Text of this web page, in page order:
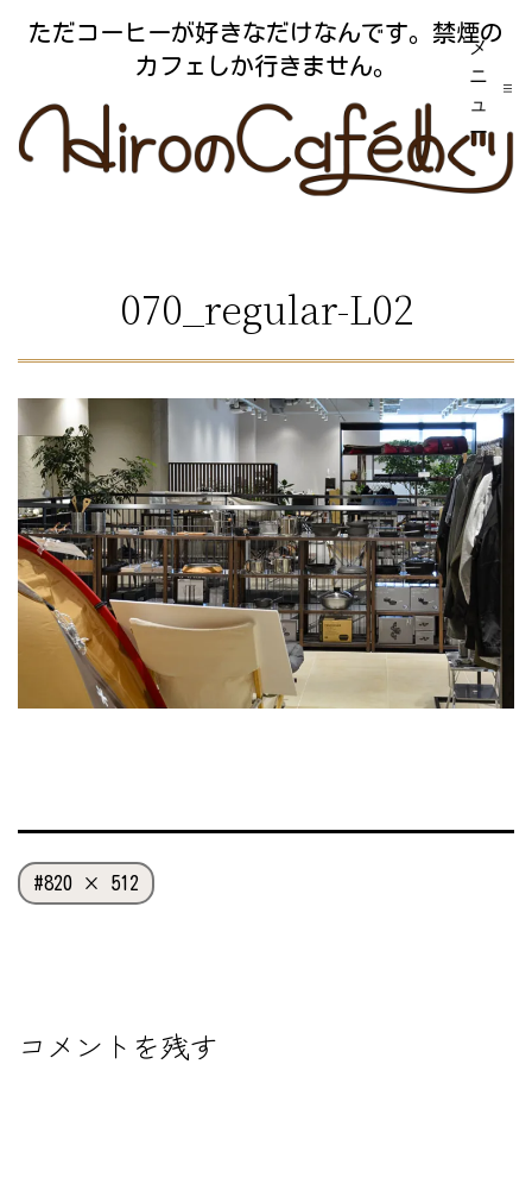
ン
ただコーヒーが好きなだけなんです。禁煙の
カフェしか行きません。
メ
ニ
ュ
ー
070_regular-L02
フ
ル
820 × 512
コメントを残す